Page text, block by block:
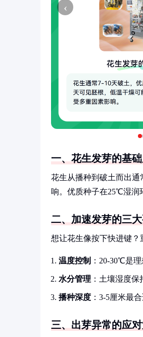
‹
一、花生发芽的基
花生从播种到破土而出通
响。优质种子在25℃湿润
二、加速发芽的三
想让花生像按下快进键？
温度控制 ：20-30℃是
水分管理 ：土壤湿度
播种深度 ：3-5厘米最
三、出芽异常的应